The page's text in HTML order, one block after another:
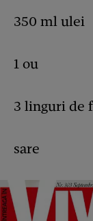
350 ml ulei
1 ou
3 linguri de
sare